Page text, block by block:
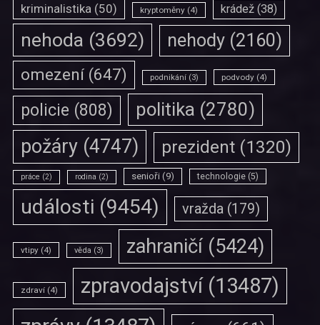
kriminalistika (50) kryptoměny (4) krádež (38)
nehoda (3692) nehody (2160)
omezení (647) podnikání (3) podvody (4)
policie (808) politika (2780)
požáry (4747) prezident (1320)
práce (2) rodina (2) senioři (9) technologie (5)
události (9454) vražda (179)
vtipy (4) věda (3) zahraničí (5424)
zdraví (4) zpravodajství(13487)